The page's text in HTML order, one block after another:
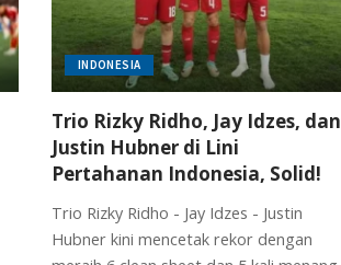
INDONESIA
Trio Rizky Ridho, Jay Idzes, dan
Justin Hubner di Lini
Pertahanan Indonesia, Solid!
Trio Rizky Ridho - Jay Idzes - Justin
Hubner kini mencetak rekor dengan